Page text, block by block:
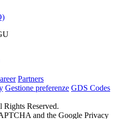
Partners
Gestione preferenze GDS Codes
Reserved.
and the Google Privacy